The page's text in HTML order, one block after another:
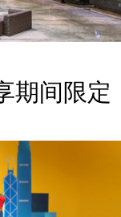
期间限定